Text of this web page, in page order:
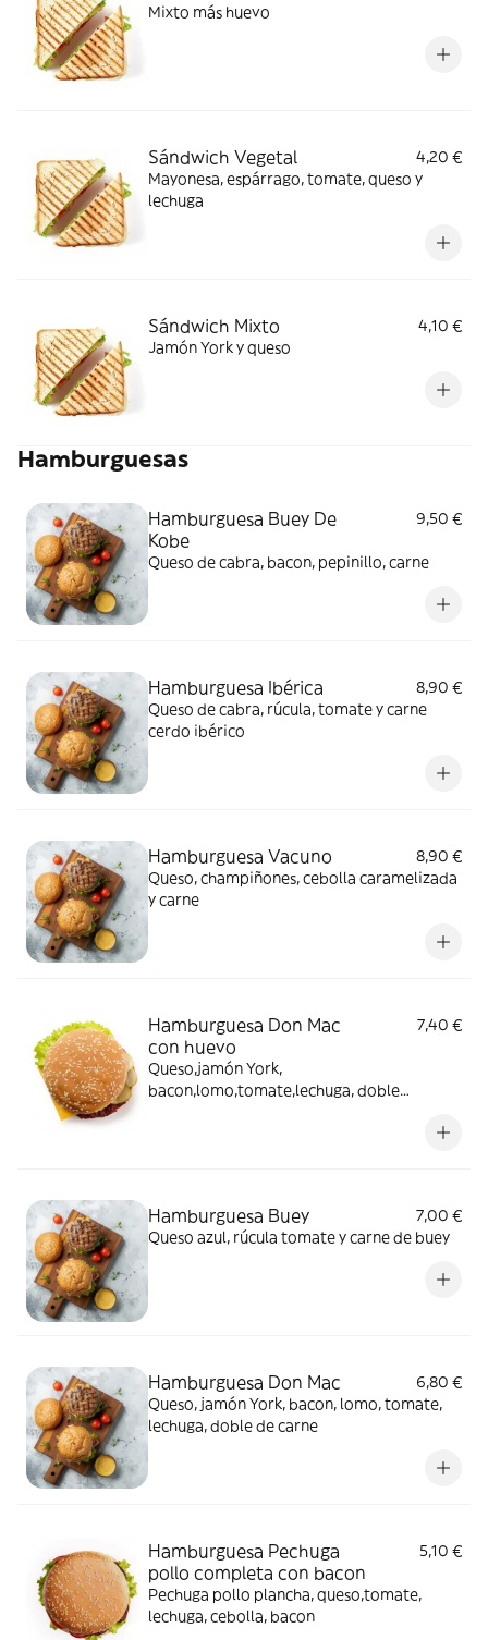
Mixto más huevo
Sándwich Vegetal
4,20 €
Mayonesa, espárrago, tomate, queso y
lechuga
Sándwich Mixto
4,10 €
Jamón York y queso
Hamburguesas
Hamburguesa Buey De
Kobe
9,50 €
Queso de cabra, bacon, pepinillo, carne
Hamburguesa Ibérica
8,90 €
Queso de cabra, rúcula, tomate y carne
cerdo ibérico
Hamburguesa Vacuno
8,90 €
Queso, champiñones, cebolla caramelizada
y carne
Hamburguesa Don Mac
con huevo
7,40 €
Queso,jamón York,
bacon,lomo,tomate,lechuga, doble
Hamburguesa Buey
7,00 €
Queso azul, rúcula tomate y carne de buey
Hamburguesa Don Mac
6,80 €
Queso, jamón York, bacon, lomo, tomate,
lechuga, doble de carne
Hamburguesa Pechuga
pollo completa con bacon
5,10 €
Pechuga pollo plancha, queso,tomate,
lechuga, cebolla, bacon